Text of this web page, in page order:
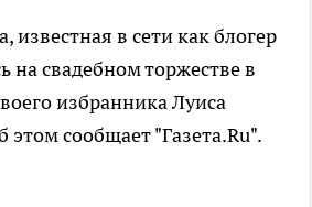
известная в сети как блогер
на свадебном торжестве в
избранника Луиса
сообщает "Газета.Ru".